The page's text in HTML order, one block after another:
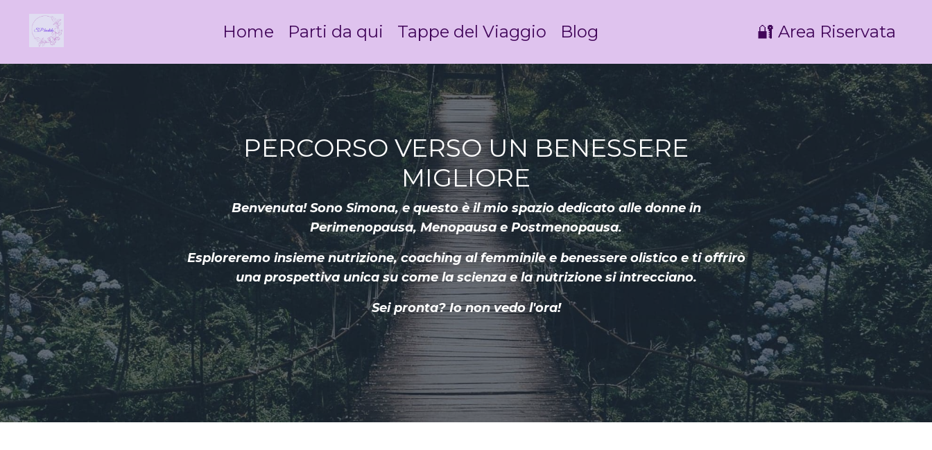
Home Parti da qui Tappe del Viaggio Blog 🔐 Area Riservata
PERCORSO VERSO UN BENESSERE
MIGLIORE
Benvenuta! Sono Simona, e questo è il mio spazio dedicato alle donne in
Perimenopausa, Menopausa e Postmenopausa.
Esploreremo insieme nutrizione, coaching al femminile e benessere olistico e ti offrirò
una prospettiva unica su come la scienza e la nutrizione si intrecciano.
Sei pronta? Io non vedo l'ora!